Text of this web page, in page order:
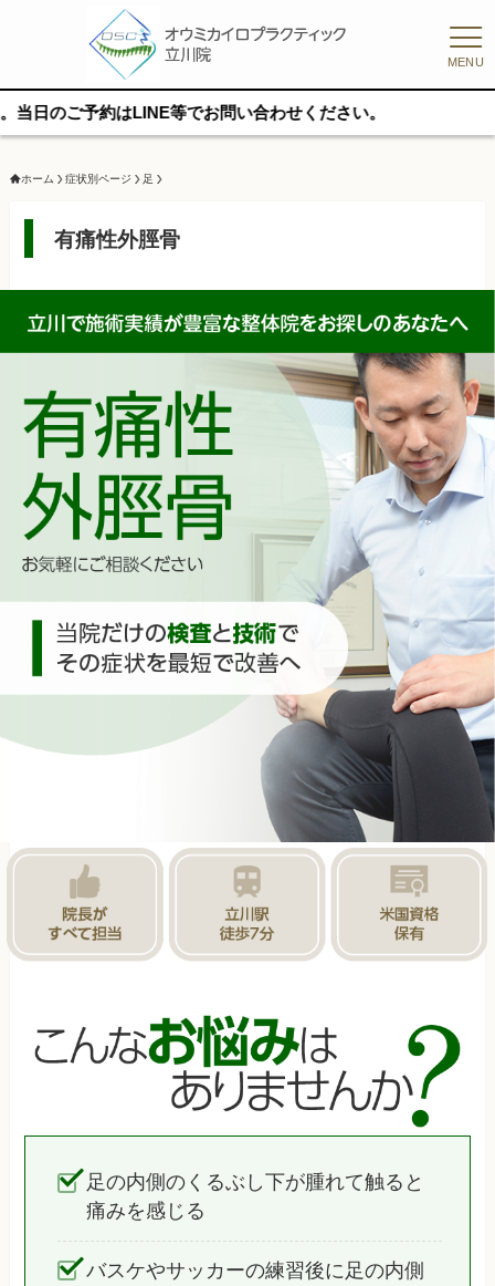
MENU
等でお問い合わせください。
ホーム 症状別ページ 足
有痛性外脛骨
足の内側のくるぶし下が腫れて触ると
痛みを感じる
バスケやサッカーの練習後に足の内側